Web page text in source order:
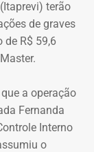
terão
de graves
R$ 59,6
a operação
Fernanda
Interno
o